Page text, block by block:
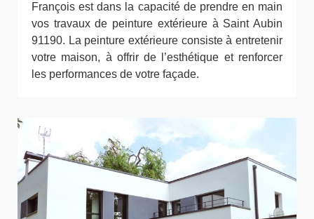
François est dans la capacité de prendre en main
vos travaux de peinture extérieure à Saint Aubin
91190. La peinture extérieure consiste à entretenir
votre maison, à offrir de l’esthétique et renforcer
les performances de votre façade.